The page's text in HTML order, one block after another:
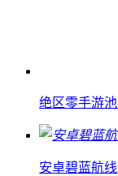
绝区零手游
安卓碧蓝航